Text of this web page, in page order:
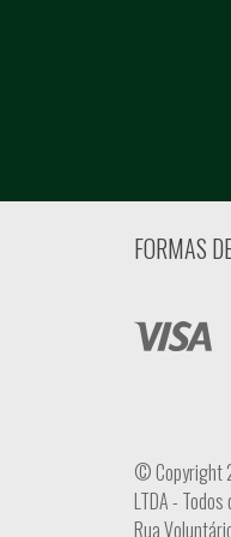
FORMAS
© Copyright
LTDA -
Rua